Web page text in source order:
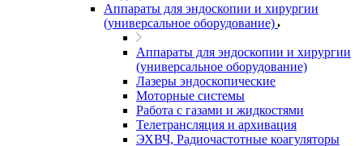
Аппараты для эндоскопии и хирургии
(универсальное оборудование)
Аппараты для эндоскопии и хирургии
(универсальное оборудование)
Лазеры эндоскопические
Моторные системы
Работа с газами и жидкостями
Телетрансляция и архивация
ЭХВЧ, Радиочастотные коагуляторы